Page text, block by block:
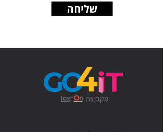
שליחה